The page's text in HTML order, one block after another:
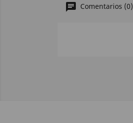
Comentarios (0)